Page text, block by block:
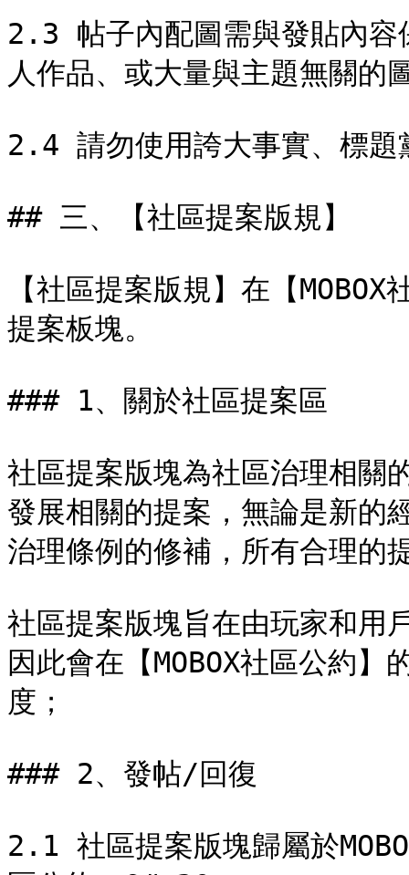
2.3 帖子內配圖需與發貼內容
人作品、或大量與主題無關的
2.4 請勿使用誇大事實、標題
## 三、【社區提案版規】
【社區提案版規】在【
提案板塊。
### 1、關於社區提案區
社區提案版塊為社區治理相關
發展相關的提案，無論是新的
治理條例的修補，所有合理的
社區提案版塊旨在由玩家和用
因此會在【MOBOX社區公約
度；
### 2、發帖/回復
2.1 社區提案版塊歸屬於